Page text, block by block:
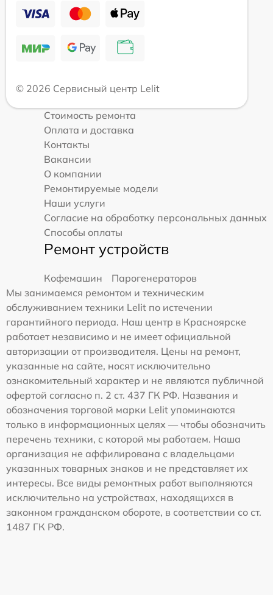
© 2026 Сервисный центр Lelit
Стоимость ремонта
Оплата и доставка
Контакты
Вакансии
О компании
Ремонтируемые модели
Наши услуги
Согласие на обработку персональных данных
Способы оплаты
Ремонт устройств
Кофемашин
Парогенераторов
Мы занимаемся ремонтом и техническим
обслуживанием техники Lelit по истечении
гарантийного периода. Наш центр в Красноярске
работает независимо и не имеет официальной
авторизации от производителя. Цены на ремонт,
указанные на сайте, носят исключительно
ознакомительный характер и не являются публичной
офертой согласно п. 2 ст. 437 ГК РФ. Названия и
обозначения торговой марки Lelit упоминаются
только в информационных целях — чтобы обозначить
перечень техники, с которой мы работаем. Наша
организация не аффилирована с владельцами
указанных товарных знаков и не представляет их
интересы. Все виды ремонтных работ выполняются
исключительно на устройствах, находящихся в
законном гражданском обороте, в соответствии со ст.
1487 ГК РФ.